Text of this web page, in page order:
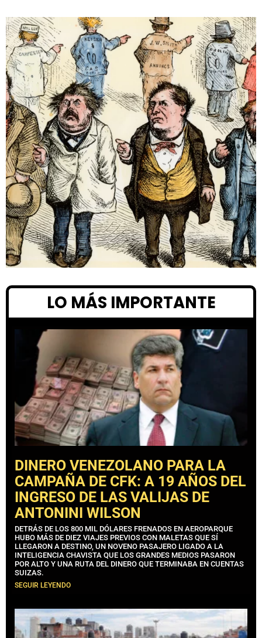
LO MÁS IMPORTANTE
DINERO VENEZOLANO PARA LA
CAMPAÑA DE CFK: A 19 AÑOS DEL
INGRESO DE LAS VALIJAS DE
ANTONINI WILSON
DETRÁS DE LOS 800 MIL DÓLARES FRENADOS EN AEROPARQUE
HUBO MÁS DE DIEZ VIAJES PREVIOS CON MALETAS QUE SÍ
LLEGARON A DESTINO, UN NOVENO PASAJERO LIGADO A LA
INTELIGENCIA CHAVISTA QUE LOS GRANDES MEDIOS PASARON
POR ALTO Y UNA RUTA DEL DINERO QUE TERMINABA EN CUENTAS
SUIZAS.
SEGUIR LEYENDO